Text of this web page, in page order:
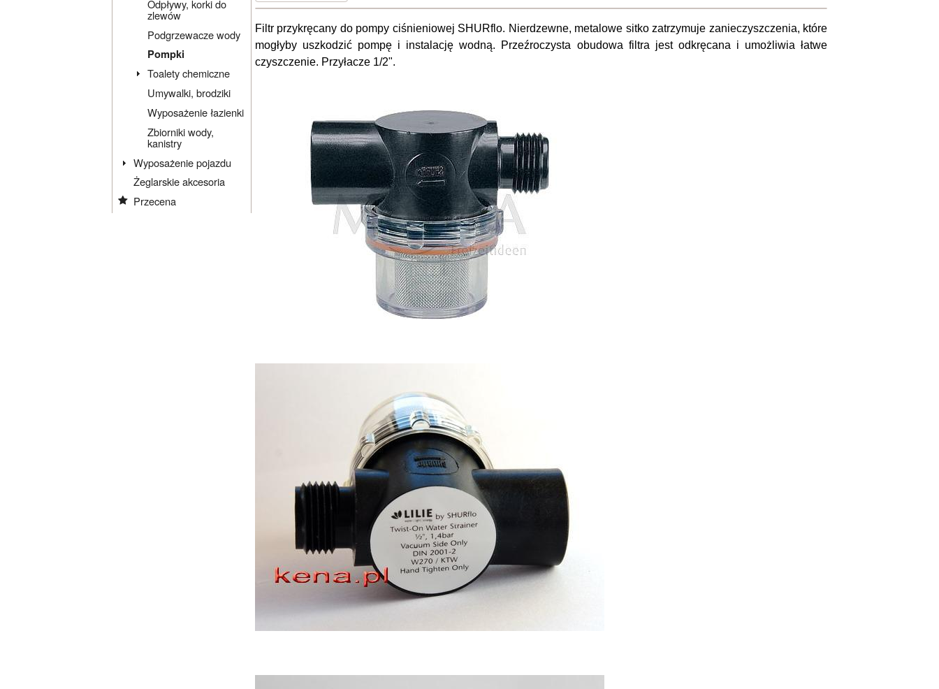
Odpływy, korki do
zlewów
Podgrzewacze wody
Pompki
Toalety chemiczne
Umywalki, brodziki
Wyposażenie łazienki
Zbiorniki wody,
kanistry
Wyposażenie pojazdu
Żeglarskie akcesoria
Przecena
Filtr przykręcany do pompy ciśnieniowej SHURflo. Nierdzewne, metalowe sitko zatrzymuje zanieczyszczenia, które
mogłyby uszkodzić pompę i instalację wodną. Przeźroczysta obudowa filtra jest odkręcana i umożliwia łatwe
czyszczenie. Przyłacze 1/2".